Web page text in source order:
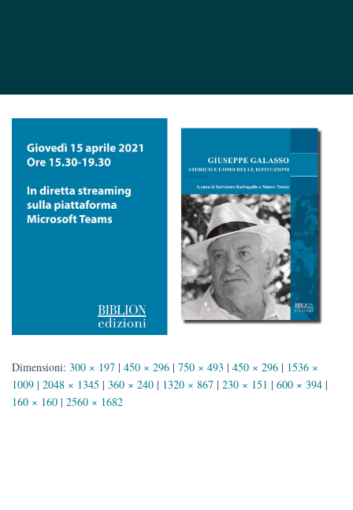
Dimensioni: 300 × 197 | 450 × 296 | 750 × 493 | 450 × 296 | 1536 ×
1009 | 2048 × 1345 | 360 × 240 | 1320 × 867 | 230 × 151 | 600 × 394 |
160 × 160 | 2560 × 1682